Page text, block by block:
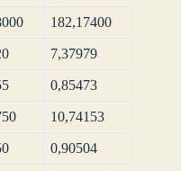
182,17400
7,37979
0,85473
10,74153
0,90504